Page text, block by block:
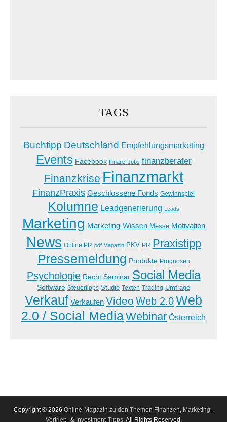
TAGS
Buchtipp Deutschland Empfehlungsmarketing
Events Facebook Finanz-Jobs finanzberater
Finanzkrise Finanzmarkt
FinanzPraxis Geschlossene Fonds Gewinnspiel
Kolumne Leadgenerierung Leads
Marketing Marketing-Wissen Messe Motivation
News Online PR pdf Magazin PKV PR Praxistipp
Pressemeldung Produkte Prognosen
Psychologie Recht Seminar Social Media
Software Steuertipps Studie Texten Trading Umfrage
Verkauf Verkaufen Video Web 2.0Web
2.0 / Social MediaWebinar Österreich
Copyright © 2026 Online-Magazin zu den Themen Finanzen, Marketing-,
Vertrieb- & Investment-Tipps. All Rights Reserved.